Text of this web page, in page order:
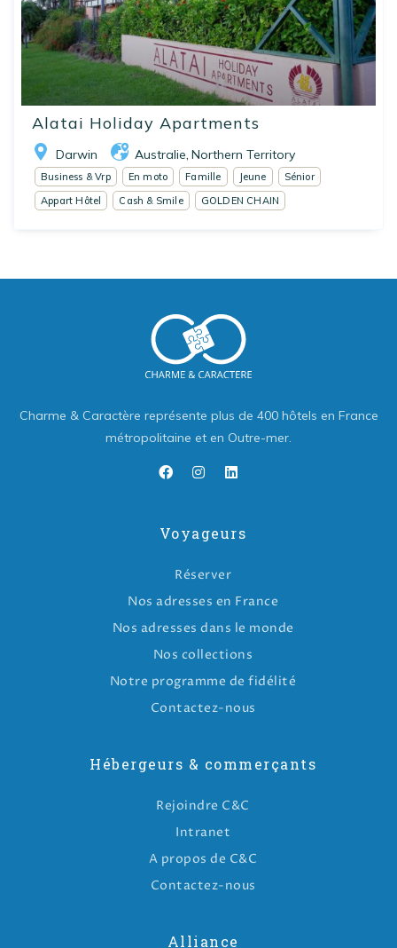
Alatai Holiday Apartments
Darwin Australie, Northern Territory
Business & Vrp En moto Famille Jeune
Sénior
Appart Hôtel
Cash & Smile GOLDEN CHAIN
Charme & Caractère représente plus de 400 hôtels en France
métropolitaine et en Outre-mer.
Voyageurs
Réserver
Nos adresses en France
Nos adresses dans le monde
Nos collections
Notre programme de fidélité
Contactez-nous
Hébergeurs & commerçants
Rejoindre C&C
Intranet
A propos de C&C
Contactez-nous
Alliance